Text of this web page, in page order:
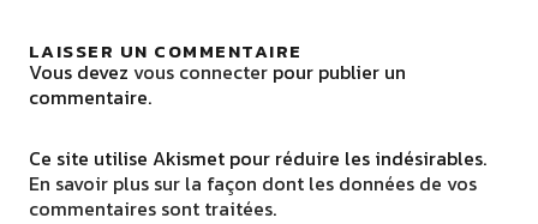
LAISSER UN COMMENTAIRE
Vous devez vous connecterpour publier un
commentaire.
Ce site utilise Akismet pour réduire les indésirables.
En savoir plus sur la façon dont les données de vos
commentaires sont traitées.